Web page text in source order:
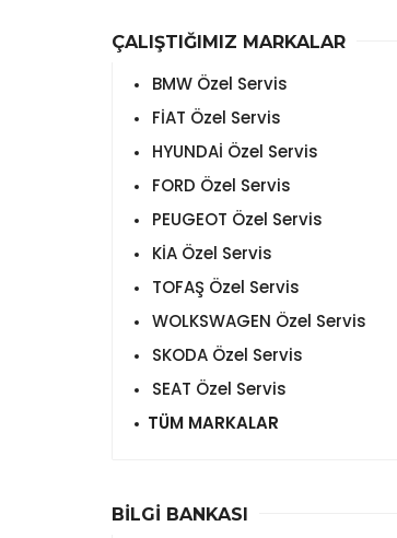
ÇALIŞTIĞIMIZ MARKALAR
BMW Özel Servis
FİAT Özel Servis
HYUNDAİ Özel Servis
FORD Özel Servis
PEUGEOT Özel Servis
KİA Özel Servis
TOFAŞ Özel Servis
WOLKSWAGEN Özel Servis
SKODA Özel Servis
SEAT Özel Servis
TÜM MARKALAR
BİLGİ BANKASI